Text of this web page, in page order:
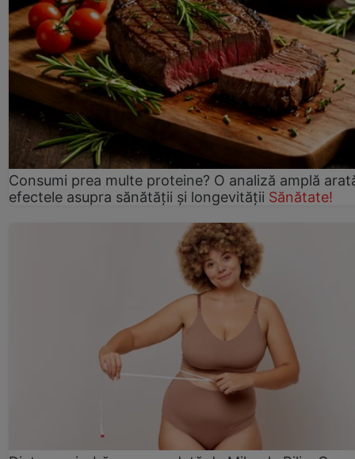
Consumi prea multe proteine? O analiză amplă
efectele asupra sănătății și longevității Sănătate!